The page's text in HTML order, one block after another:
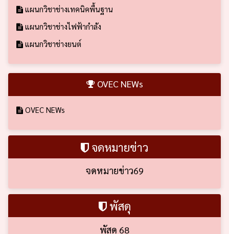
แผนกวิชาช่างเทคนิคพื้นฐาน
แผนกวิชาช่างไฟฟ้ากำลัง
แผนกวิชาช่างยนต์
OVEC NEWs
OVEC NEWs
จดหมายข่าว
จดหมายข่าว69
พัสดุ
พัสดุ 68